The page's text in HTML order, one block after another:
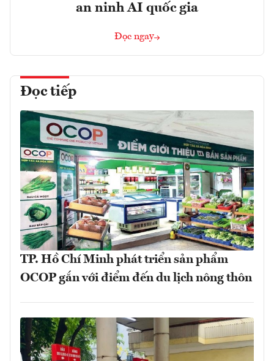
an ninh AI quốc gia
Đọc ngay
Đọc tiếp
TP. Hồ Chí Minh phát triển sản phẩm
OCOP gắn với điểm đến du lịch nông thôn